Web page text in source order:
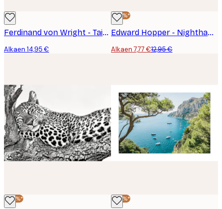
Ferdinand von Wright - Taistelevat Metsot Juliste
Alkaen 14,95 €
-40%*
Edward Hopper - Nighthawks Juliste
Alkaen 7,77 €12,95 €
-40%* -40%*